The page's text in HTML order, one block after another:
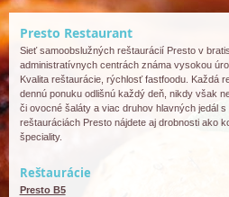
Presto Restaurant
Sieť samoobslužných reštaurácií Presto v
administratívnych centrách známa vysokou
Kvalita reštaurácie, rýchlosť fastfoodu. Každá
dennú ponuku odlišnú každý deň, nikdy však
či ovocné šaláty a viac druhov hlavných jedál
reštauráciách Presto nájdete aj drobnosti ako
špeciality.
Reštaurácie
Presto B5